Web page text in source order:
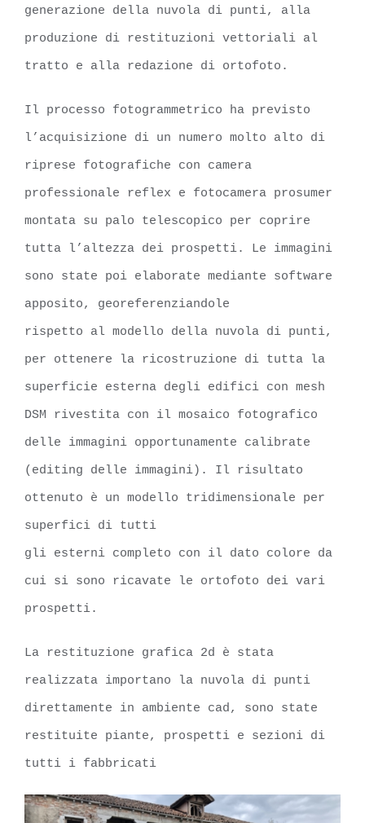
generazione della nuvola di punti, alla
produzione di restituzioni vettoriali al
tratto e alla redazione di ortofoto.
Il processo fotogrammetrico ha previsto
l’acquisizione di un numero molto alto di
riprese fotografiche con camera
professionale reflex e fotocamera prosumer
montata su palo telescopico per coprire
tutta l’altezza dei prospetti. Le immagini
sono state poi elaborate mediante software
apposito, georeferenziandole
rispetto al modello della nuvola di punti,
per ottenere la ricostruzione di tutta la
superficie esterna degli edifici con mesh
DSM rivestita con il mosaico fotografico
delle immagini opportunamente calibrate
(editing delle immagini). Il risultato
ottenuto è un modello tridimensionale per
superfici di tutti
gli esterni completo con il dato colore da
cui si sono ricavate le ortofoto dei vari
prospetti.
La restituzione grafica 2d è stata
realizzata importano la nuvola di punti
direttamente in ambiente cad, sono state
restituite piante, prospetti e sezioni di
tutti i fabbricati